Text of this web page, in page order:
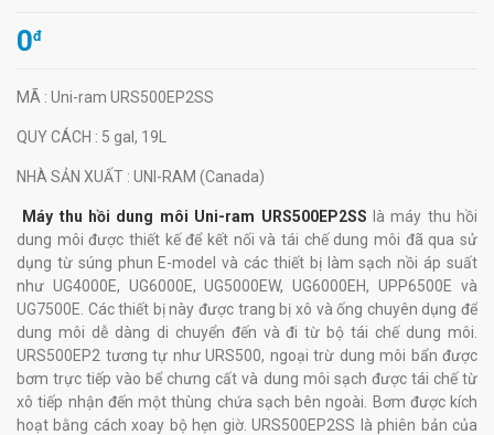
0đ
MÃ : Uni-ram URS500EP2SS
QUY CÁCH : 5 gal, 19L
NHÀ SẢN XUẤT : UNI-RAM (Canada)
Máy thu hồi dung môi Uni-ram URS500EP2SS là máy thu hồi
dung môi được thiết kế để kết nối và tái chế dung môi đã qua sử
dụng từ súng phun E-model và các thiết bị làm sạch nồi áp suất
như UG4000E, UG6000E, UG5000EW, UG6000EH, UPP6500E và
UG7500E. Các thiết bị này được trang bị xô và ống chuyên dụng để
dung môi dễ dàng di chuyển đến và đi từ bộ tái chế dung môi.
URS500EP2 tương tự như URS500, ngoại trừ dung môi bẩn được
bơm trực tiếp vào bể chưng cất và dung môi sạch được tái chế từ
xô tiếp nhận đến một thùng chứa sạch bên ngoài. Bơm được kích
hoạt bằng cách xoay bộ hẹn giờ. URS500EP2SS là phiên bản của